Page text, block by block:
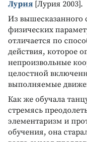
Лурия [Лурия 2003].
Из вышесказанного
физических
отличается по
действия, которое
непроизвольные
целостной
выполняемые
Как же обучала
стремясь
элементаризм и
обучения, она